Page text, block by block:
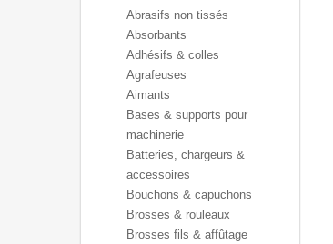
Abrasifs non tissés
Absorbants
Adhésifs & colles
Agrafeuses
Aimants
Bases & supports pour
machinerie
Batteries, chargeurs &
accessoires
Bouchons & capuchons
Brosses & rouleaux
Brosses fils & affûtage